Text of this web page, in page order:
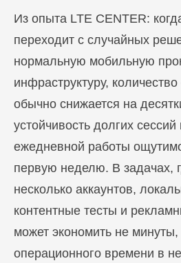
Из опыта LTE CENTER:
переходит с случайных
нормальную мобильную
инфраструктуру,
обычно снижается на
устойчивость долгих
ежедневной работы
первую неделю. В задачах,
несколько аккаунтов,
контентные тесты и
может экономить не
операционного времени в